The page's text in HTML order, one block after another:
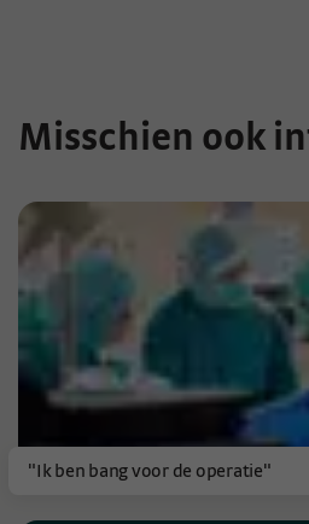
Misschien ook
"Ik ben bang voor de operatie"